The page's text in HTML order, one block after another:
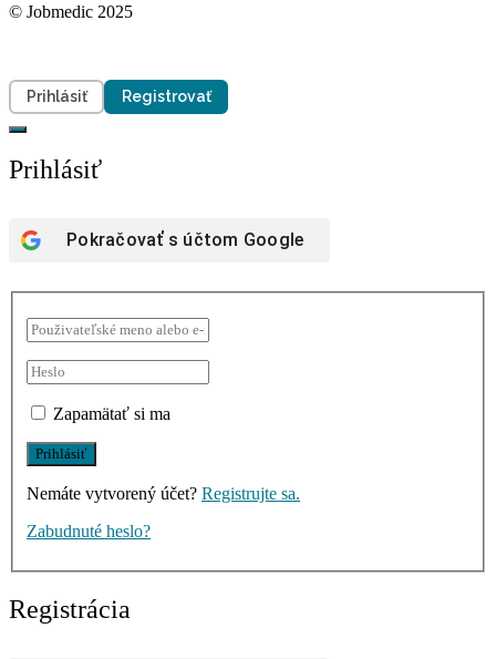
© Jobmedic 2025
Prihlásiť Registrovať
Prihlásiť
Pokračovať s účtom Google
Zapamätať si ma
Nemáte vytvorený účet? Registrujte sa.
Zabudnuté heslo?
Registrácia